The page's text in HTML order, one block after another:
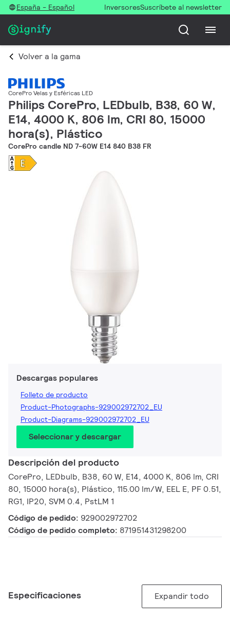
España - Español InversoresSuscríbete al newsletter
Volver a la gama
CorePro Velas y Esféricas LED
Philips CorePro, LEDbulb, B38, 60 W,
E14, 4000 K, 806 lm, CRI 80, 15000
hora(s), Plástico
CorePro candle ND 7-60W E14 840 B38 FR
Descargas populares
Folleto de producto
Product-Photographs-929002972702_EU
Product-Diagrams-929002972702_EU
Seleccionar y descargar
Descripción del producto
CorePro, LEDbulb, B38, 60 W, E14, 4000 K, 806 lm, CRI
80, 15000 hora(s), Plástico, 115.00 lm/W, EEL E, PF 0.51,
RG1, IP20, SVM 0.4, PstLM 1
Código de pedido: 929002972702
Código de pedido completo: 871951431298200
Especificaciones Expandir todo